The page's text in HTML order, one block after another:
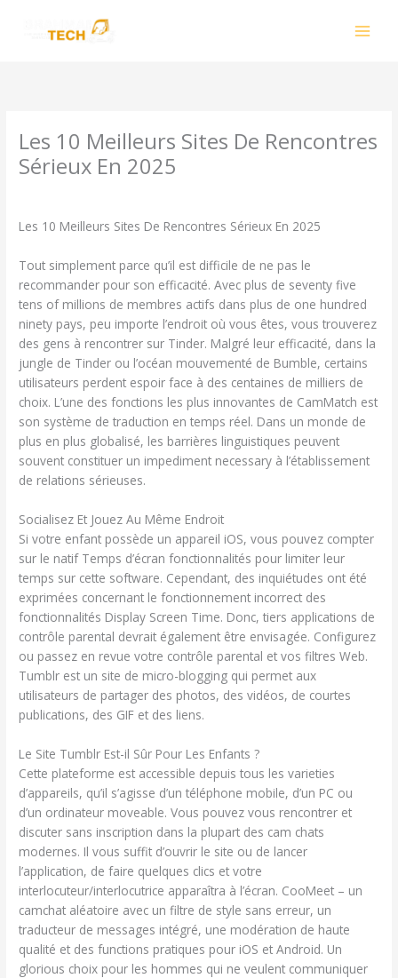
Les 10 Meilleurs Sites De Rencontres
Sérieux En 2025
Les 10 Meilleurs Sites De Rencontres Sérieux En 2025
Tout simplement parce qu’il est difficile de ne pas le
recommander pour son efficacité. Avec plus de seventy five
tens of millions de membres actifs dans plus de one hundred
ninety pays, peu importe l’endroit où vous êtes, vous trouverez
des gens à rencontrer sur Tinder. Malgré leur efficacité, dans la
jungle de Tinder ou l’océan mouvementé de Bumble, certains
utilisateurs perdent espoir face à des centaines de milliers de
choix. L’une des fonctions les plus innovantes de CamMatch est
son système de traduction en temps réel. Dans un monde de
plus en plus globalisé, les barrières linguistiques peuvent
souvent constituer un impediment necessary à l’établissement
de relations sérieuses.
Socialisez Et Jouez Au Même Endroit
Si votre enfant possède un appareil iOS, vous pouvez compter
sur le natif Temps d’écran fonctionnalités pour limiter leur
temps sur cette software. Cependant, des inquiétudes ont été
exprimées concernant le fonctionnement incorrect des
fonctionnalités Display Screen Time. Donc, tiers applications de
contrôle parental devrait également être envisagée. Configurez
ou passez en revue votre contrôle parental et vos filtres Web.
Tumblr est un site de micro-blogging qui permet aux
utilisateurs de partager des photos, des vidéos, de courtes
publications, des GIF et des liens.
Le Site Tumblr Est-il Sûr Pour Les Enfants ?
Cette plateforme est accessible depuis tous les varieties
d’appareils, qu’il s’agisse d’un téléphone mobile, d’un PC ou
d’un ordinateur moveable. Vous pouvez vous rencontrer et
discuter sans inscription dans la plupart des cam chats
modernes. Il vous suffit d’ouvrir le site ou de lancer
l’application, de faire quelques clics et votre
interlocuteur/interlocutrice apparaîtra à l’écran. CooMeet – un
camchat aléatoire avec un filtre de style sans erreur, un
traducteur de messages intégré, une modération de haute
qualité et des functions pratiques pour iOS et Android. Un
glorious choix pour les hommes qui ne veulent communiquer